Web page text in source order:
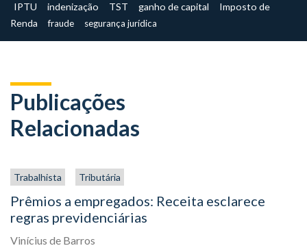
IPTU
indenização TST ganho de capital
Imposto de
Renda
fraude segurança jurídica
Publicações
Relacionadas
Trabalhista Tributária
Prêmios a empregados: Receita esclarece
regras previdenciárias
Vinícius de Barros